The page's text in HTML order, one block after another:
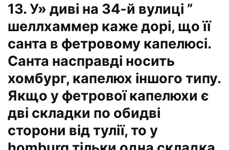
13. У» диві на 34-й вулиці ”
шеллхаммер каже дорі, що її
санта в фетровому капелюсі.
Санта насправді носить
хомбург, капелюх іншого типу.
Якщо у фетрової капелюхи є
дві складки по обидві
сторони від тулії, то у